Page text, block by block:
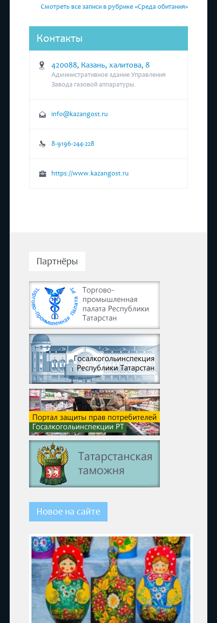
Смотреть все записи в рубрике «Среда обитания»
Контакты
420088, Казань, халитова, 8
Административное здание Управления
Завода газовой аппаратуры.
info@kazangost.ru
8-9196-244-228
https://www.kazangost.ru
Партнёры
Новое на сайте